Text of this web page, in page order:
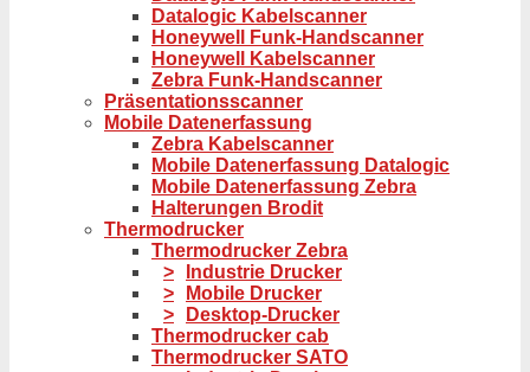
Datalogic Kabelscanner
Honeywell Funk-Handscanner
Honeywell Kabelscanner
Zebra Funk-Handscanner
Präsentationsscanner
Mobile Datenerfassung
Zebra Kabelscanner
Mobile Datenerfassung Datalogic
Mobile Datenerfassung Zebra
Halterungen Brodit
Thermodrucker
Thermodrucker Zebra
Industrie Drucker
Mobile Drucker
Desktop-Drucker
Thermodrucker cab
Thermodrucker SATO